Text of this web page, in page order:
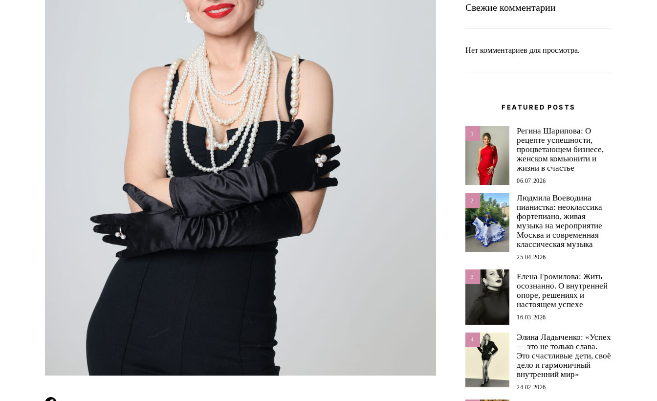
Свежие комментарии
Нет комментариев для просмотра.
FEATURED POSTS
1
Регина Шарипова: О
рецепте успешности,
процветающем бизнесе,
женском комьюнити и
жизни в счастье
06.07.2026
2
Людмила Воеводина
пианистка: неоклассика
фортепиано, живая
музыка на мероприятие
Москва и современная
классическая музыка
25.04.2026
3
Елена Громилова: Жить
осознанно. О внутренней
опоре, решениях и
настоящем успехе
16.03.2026
4
Элина Ладыченко: «Успех
— это не только слава.
Это счастливые дети, своё
дело и гармоничный
внутренний мир»
24.02.2026